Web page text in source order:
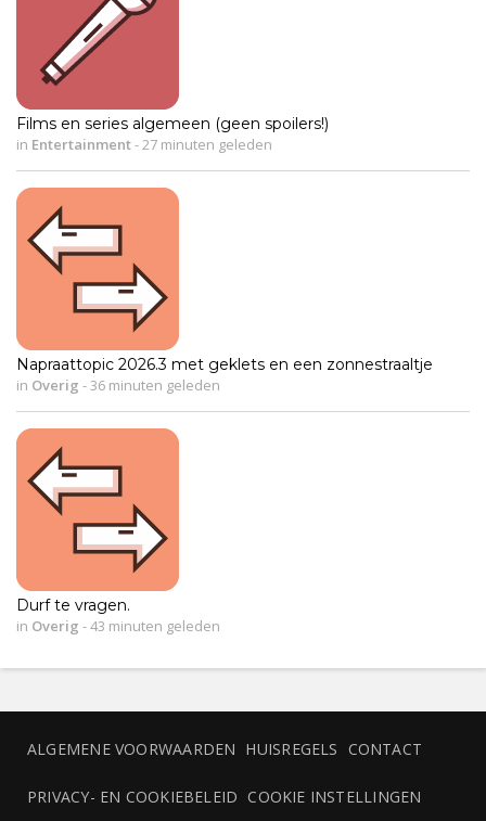
Films en series algemeen (geen spoilers!)
in Entertainment-27 minuten geleden
Napraattopic 2026.3 met geklets en een zonnestraaltje
in Overig -36 minuten geleden
Durf te vragen.
in Overig -43 minuten geleden
ALGEMENE VOORWAARDEN HUISREGELS CONTACT
PRIVACY- EN COOKIEBELEID COOKIE INSTELLINGEN